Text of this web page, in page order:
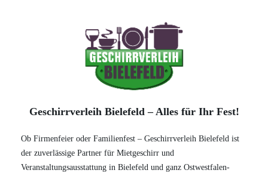
Geschirrverleih Bielefeld – Alles für Ihr Fest!
Ob Firmenfeier oder Familienfest – Geschirrverleih Bielefeld ist
der zuverlässige Partner für Mietgeschirr und
Veranstaltungsausstattung in Bielefeld und ganz Ostwestfalen-